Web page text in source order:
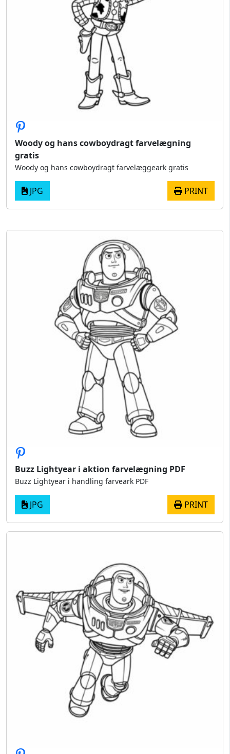
Woody og hans cowboydragt farvelægning
gratis
Woody og hans cowboydragt farvelæggeark gratis
JPG PRINT
Buzz Lightyear i aktion farvelægning PDF
Buzz Lightyear i handling farveark PDF
JPG PRINT